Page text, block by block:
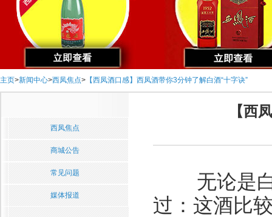
主页>新闻中心>西凤焦点> 【西凤酒口感】西凤酒带你3分钟了解白酒“十字诀”
西凤焦点
商城公告
常见问题
媒体报道
【西
无论是白
过：这酒比